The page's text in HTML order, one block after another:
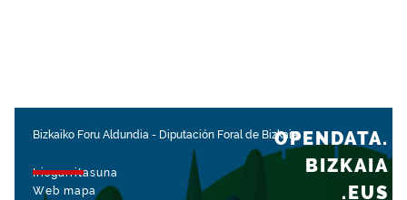
Bizkaiko Foru Aldundia - Diputación Foral de Bizkaia
Irisgarritasuna
Web mapa
OPENDATA.
BIZKAIA
.EUS